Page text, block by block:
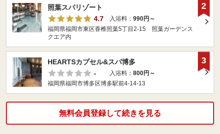
照葉スパリゾート
4.7
入浴料： 990円～
福岡県福岡市東区香椎照葉5丁目2-15 照葉ガーデンス
クエア内
2
HEARTSカプセル&スパ博多
-
入浴料： 800円～
福岡県福岡市博多区博多駅前4-14-13
3
無料会員登録して続きを見る